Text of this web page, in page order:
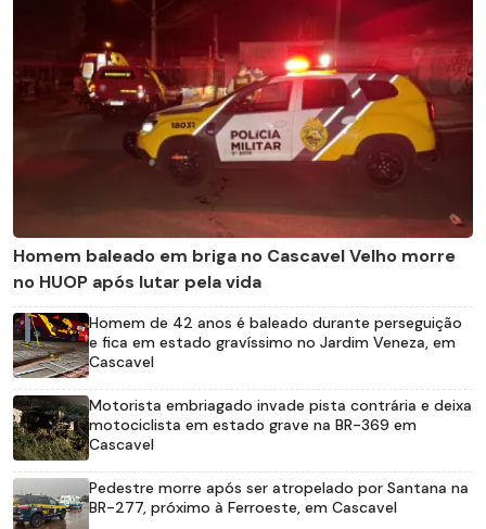
Homem baleado em briga no Cascavel Velho morre
no HUOP após lutar pela vida
Homem de 42 anos é baleado durante perseguição
e fica em estado gravíssimo no Jardim Veneza, em
Cascavel
Motorista embriagado invade pista contrária e deixa
motociclista em estado grave na BR-369 em
Cascavel
Pedestre morre após ser atropelado por Santana na
BR-277, próximo à Ferroeste, em Cascavel